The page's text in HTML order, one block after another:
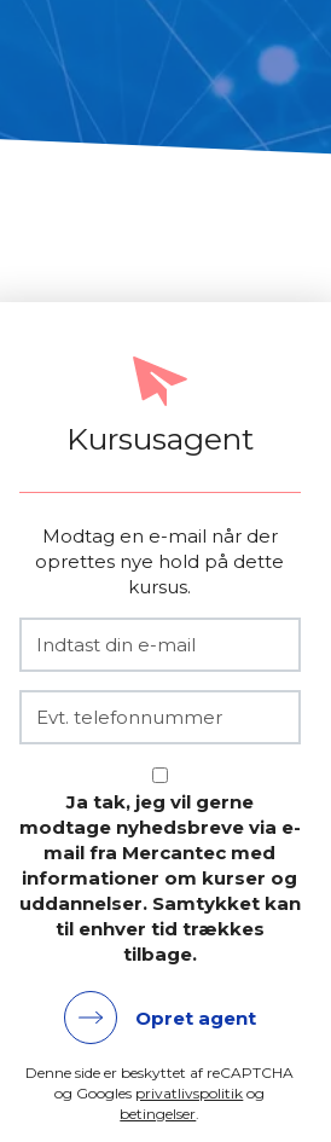
Kursusagent
Modtag en e-mail når der
oprettes nye hold på dette
kursus.
Ja tak, jeg vil gerne
modtage nyhedsbreve via e-
mail fra Mercantec med
informationer om kurser og
uddannelser. Samtykket kan
til enhver tid trækkes
tilbage.
Opret agent
Denne side er beskyttet af reCAPTCHA
og Googles privatlivspolitik og
betingelser.